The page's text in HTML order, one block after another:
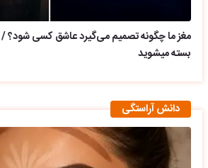
مغز ما چگونه تصمیم می‌گیرد عاشق کسی شود؟
بسته میشوید
دانش آراستگی